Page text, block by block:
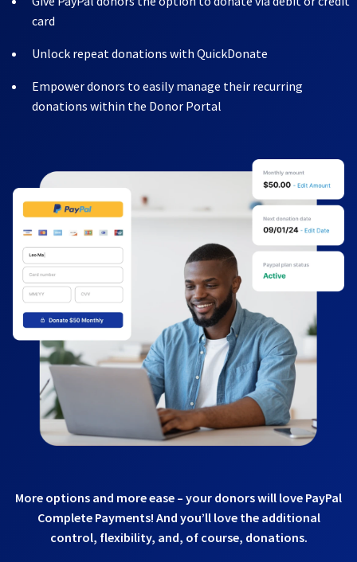
card
Unlock repeat donations with QuickDonate
Empower donors to easily manage their recurring
donations within the Donor Portal
More options and more ease – your donors will love PayPal
Complete Payments! And you’ll love the additional
control, flexibility, and, of course, donations.